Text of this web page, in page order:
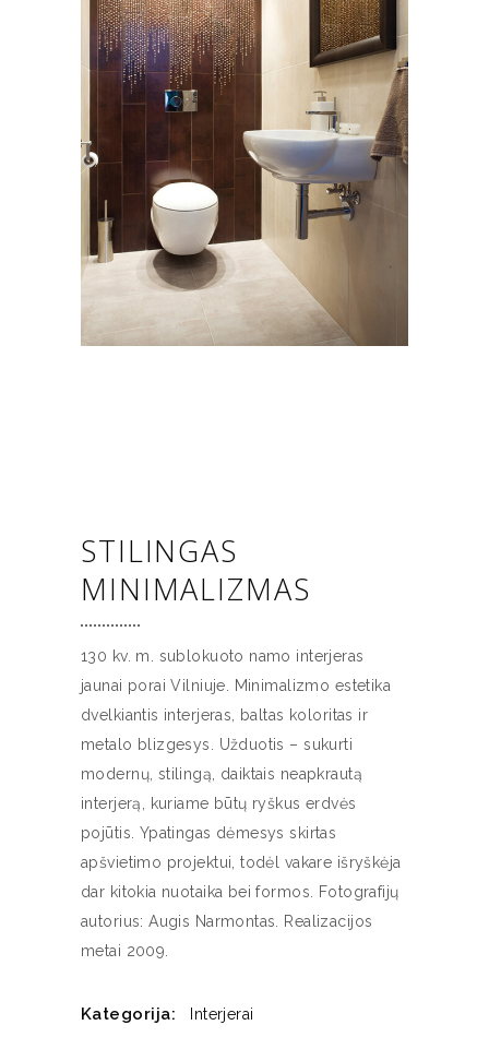
STILINGAS
MINIMALIZMAS
130 kv. m. sublokuoto namo interjeras
jaunai porai Vilniuje. Minimalizmo estetika
dvelkiantis interjeras, baltas koloritas ir
metalo blizgesys. Užduotis – sukurti
modernų, stilingą, daiktais neapkrautą
interjerą, kuriame būtų ryškus erdvės
pojūtis. Ypatingas dėmesys skirtas
apšvietimo projektui, todėl vakare išryškėja
dar kitokia nuotaika bei formos. Fotografijų
autorius: Augis Narmontas. Realizacijos
metai 2009.
Kategorija: Interjerai